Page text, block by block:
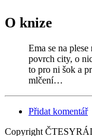
O knize
Ema se na
povrch city, o
to pro ni šok a
mlčení…
Přidat komentář
Copyright